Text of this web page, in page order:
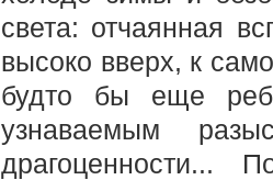
света: отчаянная
высоко вверх, к
будто бы еще
узнаваемым
драгоценности...